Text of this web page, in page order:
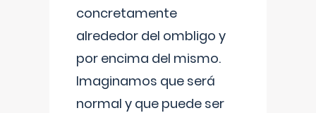
concretamente
alrededor del ombligo y
por encima del mismo.
Imaginamos que será
normal y que puede ser